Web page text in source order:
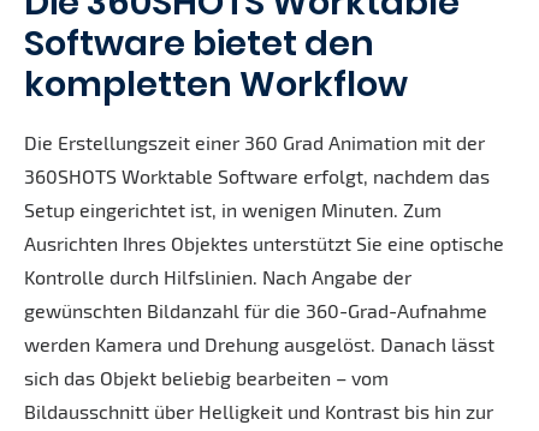
Software bietet den
kompletten Workflow
Die Erstellungszeit einer 360 Grad Animation mit der
360SHOTS Worktable Software erfolgt, nachdem das
Setup eingerichtet ist, in wenigen Minuten. Zum
Ausrichten Ihres Objektes unterstützt Sie eine optische
Kontrolle durch Hilfslinien. Nach Angabe der
gewünschten Bildanzahl für die 360-Grad-Aufnahme
werden Kamera und Drehung ausgelöst. Danach lässt
sich das Objekt beliebig bearbeiten – vom
Bildausschnitt über Helligkeit und Kontrast bis hin zur